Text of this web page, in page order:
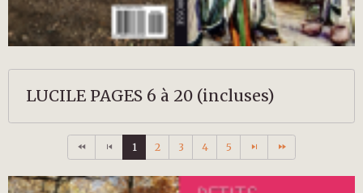
LUCILE PAGES 6 à 20 (incluses)
1 2 3 4 5